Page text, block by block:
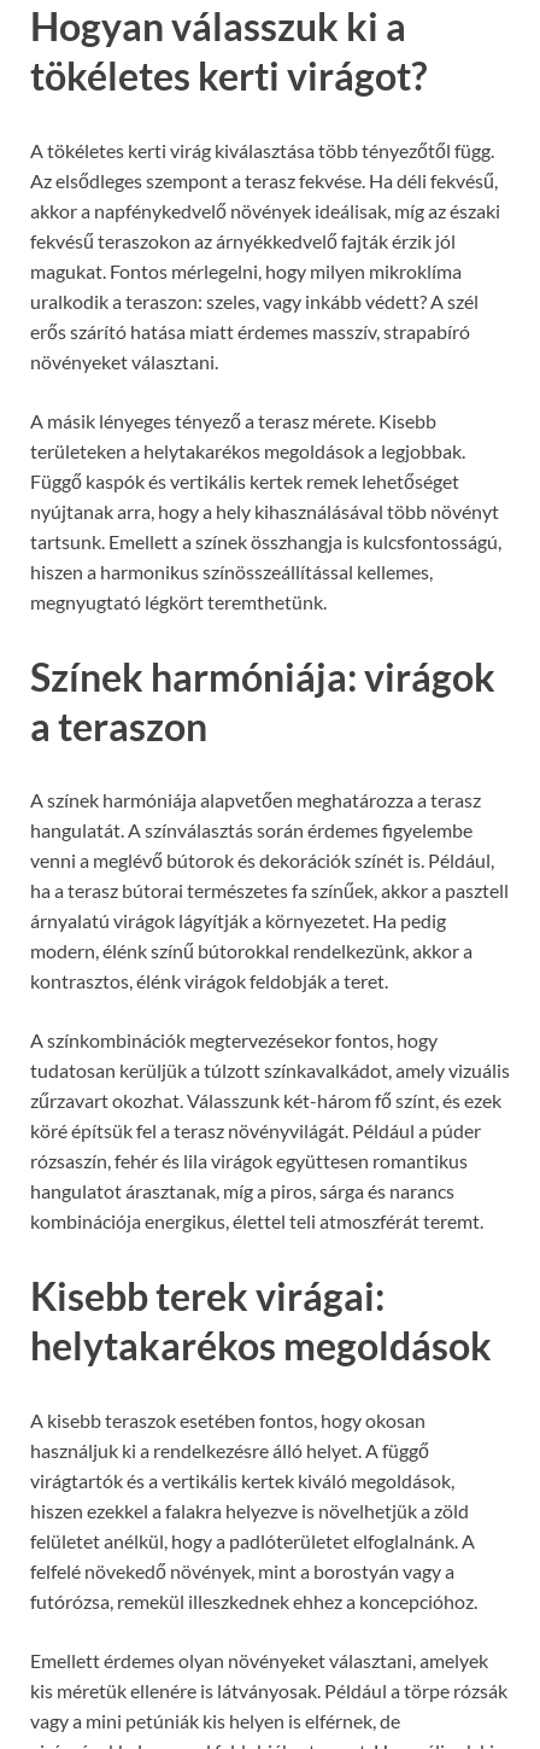
Hogyan válasszuk ki a
tökéletes kerti virágot?
A tökéletes kerti virág kiválasztása több tényezőtől függ.
Az elsődleges szempont a terasz fekvése. Ha déli fekvésű,
akkor a napfénykedvelő növények ideálisak, míg az északi
fekvésű teraszokon az árnyékkedvelő fajták érzik jól
magukat. Fontos mérlegelni, hogy milyen mikroklíma
uralkodik a teraszon: szeles, vagy inkább védett? A szél
erős szárító hatása miatt érdemes masszív, strapabíró
növényeket választani.
A másik lényeges tényező a terasz mérete. Kisebb
területeken a helytakarékos megoldások a legjobbak.
Függő kaspók és vertikális kertek remek lehetőséget
nyújtanak arra, hogy a hely kihasználásával több növényt
tartsunk. Emellett a színek összhangja is kulcsfontosságú,
hiszen a harmonikus színösszeállítással kellemes,
megnyugtató légkört teremthetünk.
Színek harmóniája: virágok
a teraszon
A színek harmóniája alapvetően meghatározza a terasz
hangulatát. A színválasztás során érdemes figyelembe
venni a meglévő bútorok és dekorációk színét is. Például,
ha a terasz bútorai természetes fa színűek, akkor a pasztell
árnyalatú virágok lágyítják a környezetet. Ha pedig
modern, élénk színű bútorokkal rendelkezünk, akkor a
kontrasztos, élénk virágok feldobják a teret.
A színkombinációk megtervezésekor fontos, hogy
tudatosan kerüljük a túlzott színkavalkádot, amely vizuális
zűrzavart okozhat. Válasszunk két-három fő színt, és ezek
köré építsük fel a terasz növényvilágát. Például a púder
rózsaszín, fehér és lila virágok együttesen romantikus
hangulatot árasztanak, míg a piros, sárga és narancs
kombinációja energikus, élettel teli atmoszférát teremt.
Kisebb terek virágai:
helytakarékos megoldások
A kisebb teraszok esetében fontos, hogy okosan
használjuk ki a rendelkezésre álló helyet. A függő
virágtartók és a vertikális kertek kiváló megoldások,
hiszen ezekkel a falakra helyezve is növelhetjük a zöld
felületet anélkül, hogy a padlóterületet elfoglalnánk. A
felfelé növekedő növények, mint a borostyán vagy a
futórózsa, remekül illeszkednek ehhez a koncepcióhoz.
Emellett érdemes olyan növényeket választani, amelyek
kis méretük ellenére is látványosak. Például a törpe rózsák
vagy a mini petúniák kis helyen is elférnek, de